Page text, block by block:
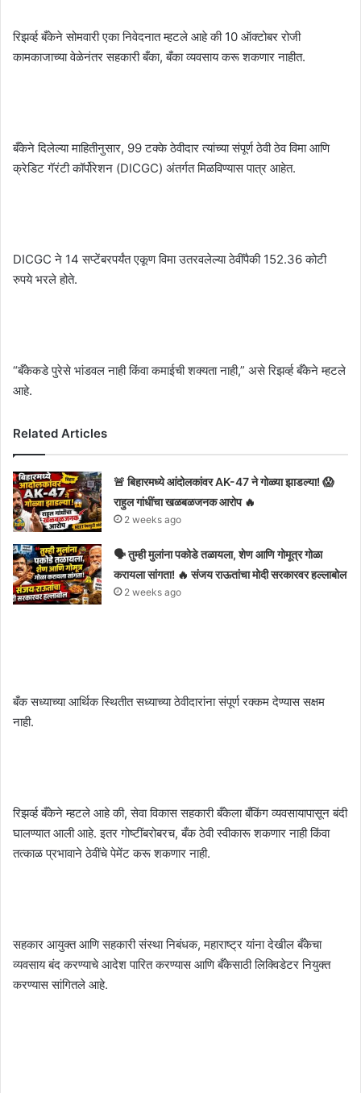
रिझर्व्ह बँकेने सोमवारी एका निवेदनात म्हटले आहे की 10 ऑक्टोबर रोजी
कामकाजाच्या वेळेनंतर सहकारी बँका, बँका व्यवसाय करू शकणार नाहीत.
बँकेने दिलेल्या माहितीनुसार, 99 टक्के ठेवीदार त्यांच्या संपूर्ण ठेवी ठेव विमा आणि
क्रेडिट गॅरंटी कॉर्पोरेशन (DICGC) अंतर्गत मिळविण्यास पात्र आहेत.
DICGC ने 14 सप्टेंबरपर्यंत एकूण विमा उतरवलेल्या ठेवींपैकी 152.36 कोटी
रुपये भरले होते.
“बँकेकडे पुरेसे भांडवल नाही किंवा कमाईची शक्यता नाही,” असे रिझर्व्ह बँकेने म्हटले
आहे.
Related Articles
🚨 बिहारमध्ये आंदोलकांवर AK-47 ने गोळ्या झाडल्या! 😱
राहुल गांधींचा खळबळजनक आरोप 🔥
2 weeks ago
🗣️ तुम्ही मुलांना पकोडे तळायला, शेण आणि गोमूत्र गोळा
करायला सांगता! 🔥 संजय राऊतांचा मोदी सरकारवर हल्लाबोल
2 weeks ago
बँक सध्याच्या आर्थिक स्थितीत सध्याच्या ठेवीदारांना संपूर्ण रक्कम देण्यास सक्षम
नाही.
रिझर्व्ह बँकेने म्हटले आहे की, सेवा विकास सहकारी बँकेला बँकिंग व्यवसायापासून बंदी
घालण्यात आली आहे. इतर गोष्टींबरोबरच, बँक ठेवी स्वीकारू शकणार नाही किंवा
तत्काळ प्रभावाने ठेवींचे पेमेंट करू शकणार नाही.
सहकार आयुक्त आणि सहकारी संस्था निबंधक, महाराष्ट्र यांना देखील बँकेचा
व्यवसाय बंद करण्याचे आदेश पारित करण्यास आणि बँकेसाठी लिक्विडेटर नियुक्त
करण्यास सांगितले आहे.